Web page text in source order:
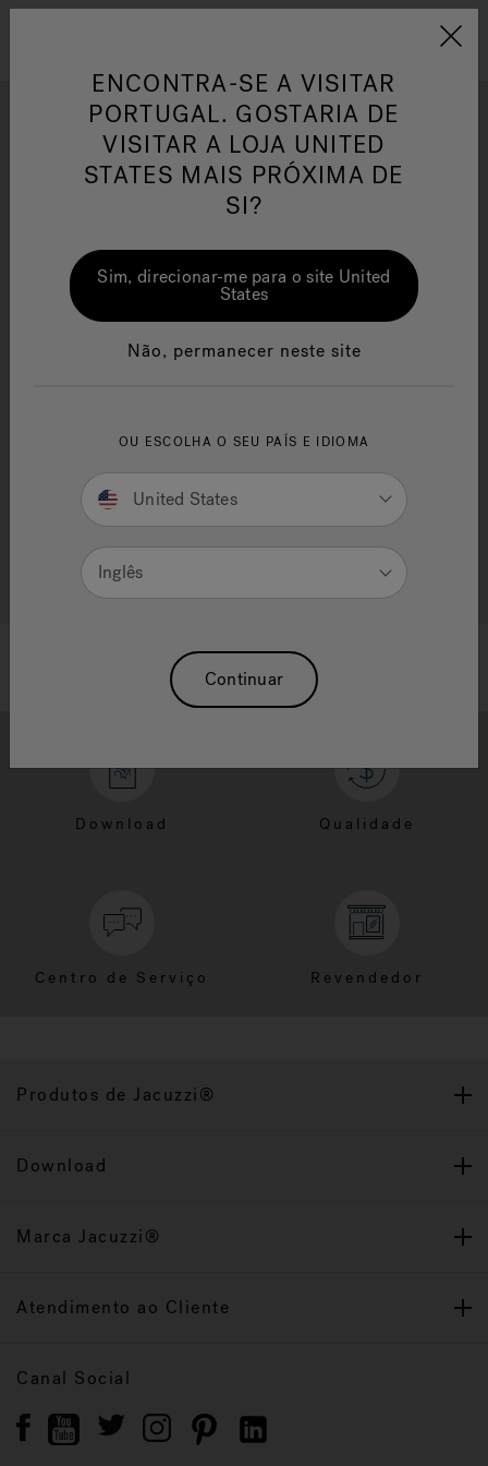
Jacuzzi&reg; EMEA
Jacuzzi® Sensational
Wellness™
Galeria de fotos
Inspire-se nas ideias de instalação e design da marca
Download Qualidade
Centro de Serviço Revendedor
Produtos de Jacuzzi®
Download
Marca Jacuzzi®
Atendimento ao Cliente
Canal Social
ENCONTRA-SE A VISITAR
PORTUGAL. GOSTARIA DE
VISITAR A LOJA UNITED
STATES MAIS PRÓXIMA DE
SI?
Sim, direcionar-me para o site United
States
Não, permanecer neste site
OU ESCOLHA O SEU PAÍS E IDIOMA
United States
Inglês
Continuar